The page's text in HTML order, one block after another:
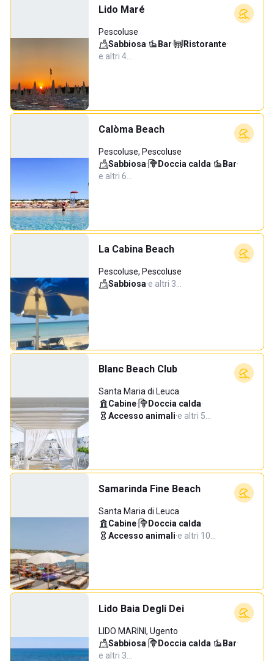
Lido Maré
Pescoluse
Sabbiosa· Bar· Ristorante·
e altri 4…
Calòma Beach
Pescoluse, Pescoluse
Sabbiosa· Doccia calda· Bar·
e altri 6…
La Cabina Beach
Pescoluse, Pescoluse
Sabbiosa·e altri 3…
Blanc Beach Club
Santa Maria di Leuca
Cabine· Doccia calda·
Accesso animali·e altri 5…
Samarinda Fine Beach
Santa Maria di Leuca
Cabine· Doccia calda·
Accesso animali·e altri 10…
Lido Baia Degli Dei
LIDO MARINI, Ugento
Sabbiosa· Doccia calda· Bar·
e altri 3…